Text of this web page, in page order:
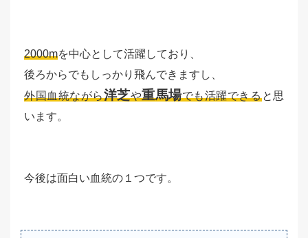
2000mを中心として活躍しており、
後ろからでもしっかり飛んできますし、
外国血統ながら洋芝や重馬場でも活躍できると思
います。
今後は面白い血統の１つです。